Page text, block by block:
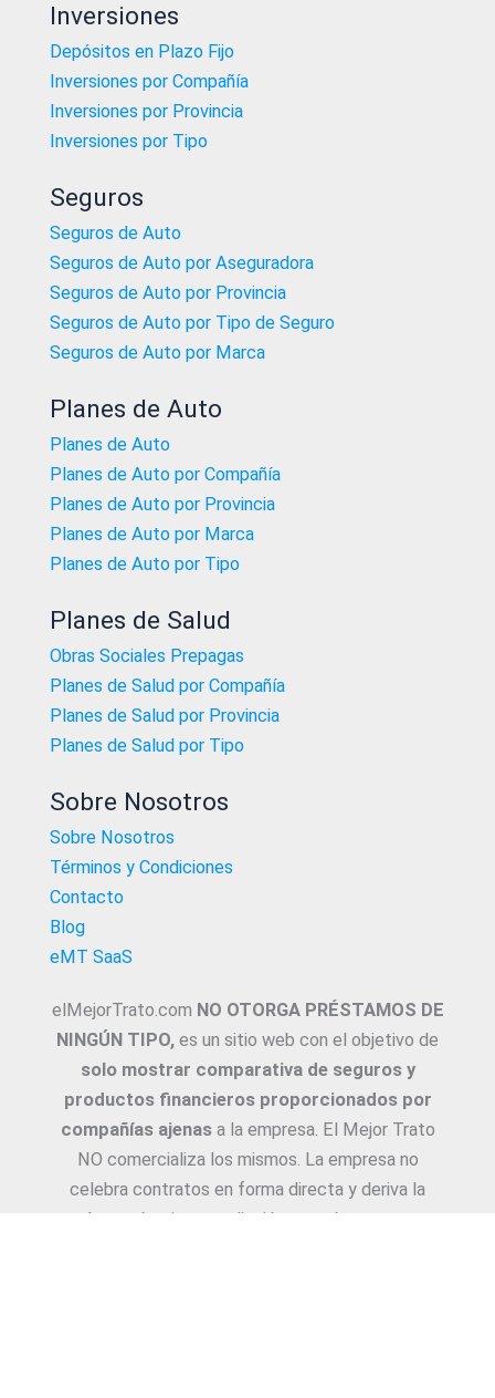
Inversiones
Depósitos en Plazo Fijo
Inversiones por Compañía
Inversiones por Provincia
Inversiones por Tipo
Seguros
Seguros de Auto
Seguros de Auto por Aseguradora
Seguros de Auto por Provincia
Seguros de Auto por Tipo de Seguro
Seguros de Auto por Marca
Planes de Auto
Planes de Auto
Planes de Auto por Compañía
Planes de Auto por Provincia
Planes de Auto por Marca
Planes de Auto por Tipo
Planes de Salud
Obras Sociales Prepagas
Planes de Salud por Compañía
Planes de Salud por Provincia
Planes de Salud por Tipo
Sobre Nosotros
Sobre Nosotros
Términos y Condiciones
Contacto
Blog
eMT SaaS
elMejorTrato.com NO OTORGA PRÉSTAMOS DE
NINGÚN TIPO, es un sitio web con el objetivo de
solo mostrar comparativa de seguros y
productos financieros proporcionados por
compañías ajenasa la empresa. El Mejor Trato
NO comercializa los mismos. La empresa no
celebra contratos en forma directa y deriva la
Asesoría e intermediación a productores y